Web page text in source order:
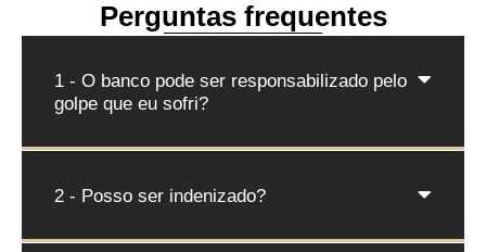
Perguntas frequentes
1 - O banco pode ser responsabilizado pelo
golpe que eu sofri?
2 - Posso ser indenizado?